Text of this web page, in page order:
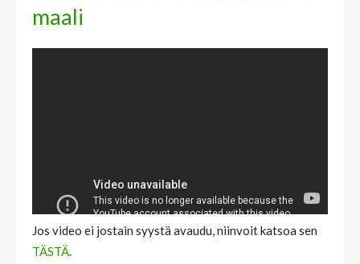
maali
Jos video ei jostain syystä avaudu, niinvoit katsoa sen
TÄSTÄ.